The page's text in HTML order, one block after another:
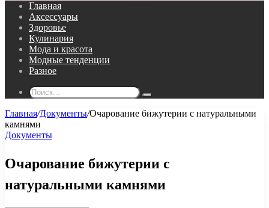
Главная
Аксессуары
Здоровье
Кулинария
Мода и красота
Модные тенденции
Разное
Поиск...
Главная/Документы/Очарование бижутерии с натуральными
камнями
Документы
Очарование бижутерии с
натуральными камнями